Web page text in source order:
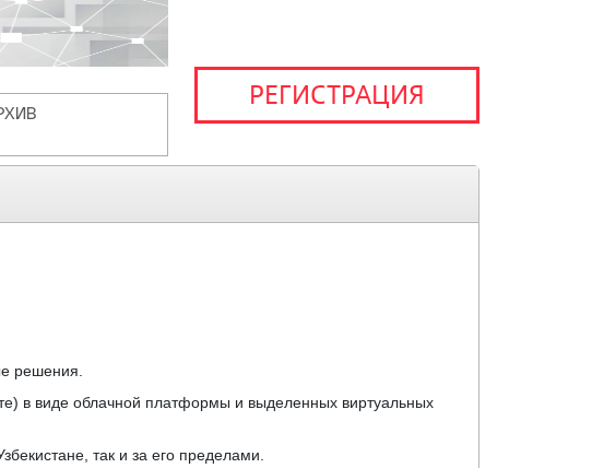
РЕГИСТРАЦИЯ
решения.
в виде облачной платформы и выделенных виртуальных
так и за его пределами.